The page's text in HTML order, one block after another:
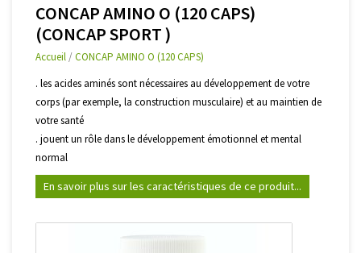
CONCAP AMINO O (120 CAPS)
(CONCAP SPORT )
Accueil /CONCAP AMINO O (120 CAPS)
. les acides aminés sont nécessaires au développement de votre
corps (par exemple, la construction musculaire) et au maintien de
votre santé
. jouent un rôle dans le développement émotionnel et mental
normal
En savoir plus sur les caractéristiques de ce produit...